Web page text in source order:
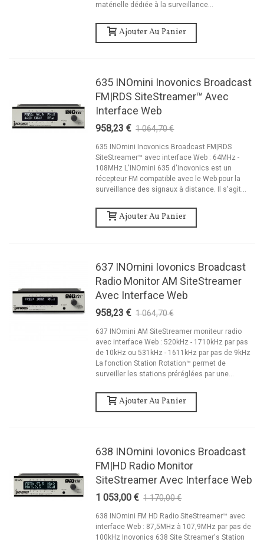
matérielle dédiée à la surveillance...
Ajouter Au Panier
635 INOmini Inovonics Broadcast
FM|RDS SiteStreamer™ Avec
Interface Web
958,23 € 1 064,70 €
635 INOmini Inovonics Broadcast FM|RDS
SiteStreamer™ avec interface Web : 64MHz -
108MHz L'INOmini 635 d'Inovonics est un
récepteur FM compatible avec le Web pour la
surveillance des signaux à distance. Il s'agit...
Ajouter Au Panier
637 INOmini Iovonics Broadcast
Radio Monitor AM SiteStreamer
Avec Interface Web
958,23 € 1 064,70 €
637 INOmini AM SiteStreamer moniteur radio
avec interface Web : 520kHz - 1710kHz par pas
de 10kHz ou 531kHz - 1611kHz par pas de 9kHz
La fonction Station Rotation™ permet de
surveiller les stations préréglées par une...
Ajouter Au Panier
638 INOmini Iovonics Broadcast
FM|HD Radio Monitor
SiteStreamer Avec Interface Web
1 053,00 € 1 170,00 €
638 INOmini FM HD Radio SiteStreamer™ avec
interface Web : 87,5MHz à 107,9MHz par pas de
100kHz Inovonics 638 Site Streamer's Station